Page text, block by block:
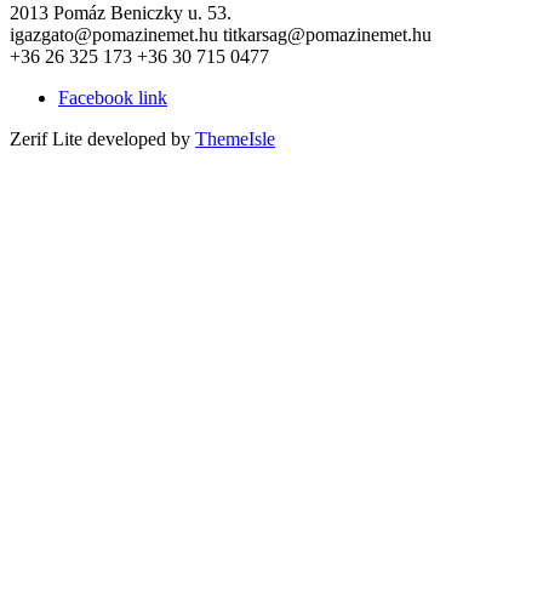
2013 Pomáz Beniczky u. 53.
igazgato@pomazinemet.hu titkarsag@pomazinemet.hu
+36 26 325 173 +36 30 715 0477
Facebook link
Zerif Lite developed by ThemeIsle